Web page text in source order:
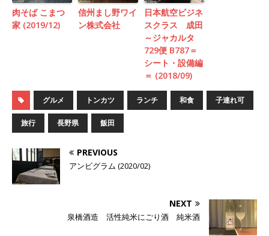
肉そば こまつ
家 (2019/12)
信州まし野ワイ
ン株式会社
日本航空ビジネ
スクラス 成田
～ジャカルタ
729便 B787＝
シート・設備編
＝ (2018/09)
グルメ トンカツ ランチ 和食 子連れ可
旅行 長野県 飯田
PREVIOUS
アンビグラム (2020/02)
NEXT
泉橋酒造 活性純米にごり酒 純米酒